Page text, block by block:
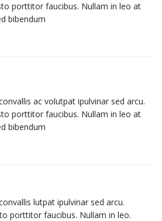
porttitor faucibus. Nullam in leo at
bibendum
ac volutpat ipulvinar sed arcu.
porttitor faucibus. Nullam in leo at
bibendum
lutpat ipulvinar sed arcu.
porttitor faucibus. Nullam in leo.